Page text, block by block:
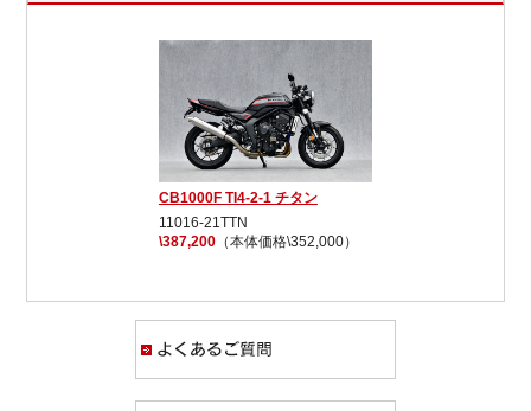
CB1000F TI4-2-1 チタン
11016-21TTN
\387,200（本体価格\352,000）